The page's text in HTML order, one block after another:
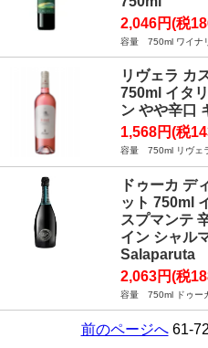
2,046円(税
容量 750ml ワイナ
リヴェラ カ
750ml イタ
ン やや辛口
1,568円(税
容量 750ml リヴェ
ドゥーカ デ
ット 750ml
スプマンテ
イン シャル
Salaparuta
2,063円(税
容量 750ml ドゥー
前のページへ61-